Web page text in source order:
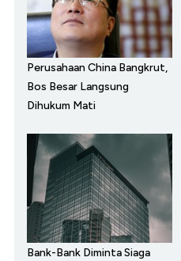
Perusahaan China Bangkrut,
Bos Besar Langsung
Dihukum Mati
Bank-Bank Diminta Siaga